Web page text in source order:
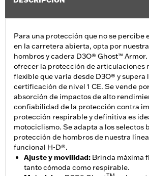
Para una protección que no se percibe
en la carretera abierta, opta por
hombros y cadera D3O® Ghost™
ofrecer la protección de articulaciones
flexible que varía desde D3O® y supera
certificación de nivel 1 CE. Se vende
absorción de impactos de alto
confiabilidad de la protección contra
protección respirable y definitiva es
motociclismo. Se adapta a los selectos
protección de hombros de nuestra
funcional H-D®.
Ajuste y movilidad: Brinda máxima
tanto cómoda como respirable.